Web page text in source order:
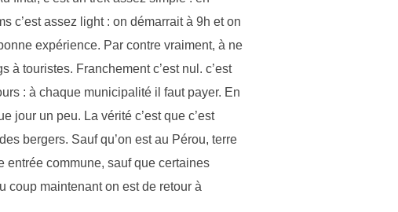
c’est assez light : on démarrait à 9h et on
expérience. Par contre vraiment, à ne
à touristes. Franchement c’est nul. c’est
: à chaque municipalité il faut payer. En
jour un peu. La vérité c’est que c’est
bergers. Sauf qu’on est au Pérou, terre
entrée commune, sauf que certaines
coup maintenant on est de retour à